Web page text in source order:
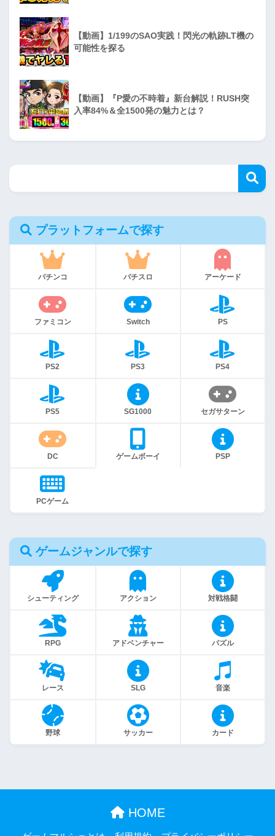
【動画】1/199のSAO実践！閃光の軌跡LT機の
可能性を探る
【動画】『P愛の不時着』新台解説！RUSH突
入率84%＆全1500発の魅力とは？
プラットフォームで探す
パチンコ パチスロ アーケード
ファミコン Switch PS
PS2 PS3 PS4
PS5 SG1000 セガサターン
DC ゲームボーイ PSP
PCゲーム
ゲームジャンルで探す
シューティング アクション 対戦格闘
RPG アドベンチャー パズル
レース SLG 音楽
野球 サッカー カード
HOME